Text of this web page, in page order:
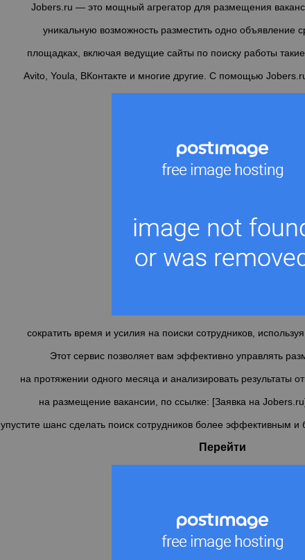
Jobers.ru — это мощный агрегатор для размещения
уникальную возможность разместить одно объявление
площадках, включая ведущие сайты по поиску работы
Avito, Youla, ВКонтакте и многие другие. С помощью
сократить время и усилия на поиски сотрудников,
Этот сервис позволяет вам эффективно управлять
на протяжении одного месяца и анализировать результаты
на размещение вакансии, по ссылке: [Заявка на
упустите шанс сделать поиск сотрудников более эффективным
Перейти